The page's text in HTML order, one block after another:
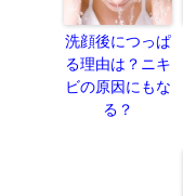
洗顔後につっぱ
る理由は？ニキ
ビの原因にもな
る？